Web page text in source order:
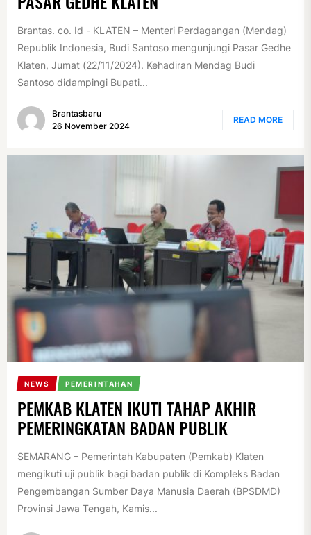
Brantas. co. Id - KLATEN – Menteri Perdagangan (Mendag)
Republik Indonesia, Budi Santoso mengunjungi Pasar Gedhe
Klaten, Jumat (22/11/2024). Kehadiran Mendag Budi
Santoso didampingi Bupati...
Brantasbaru
26 November 2024
READ MORE
NEWS PEMERINTAHAN
PEMKAB KLATEN IKUTI TAHAP AKHIR
PEMERINGKATAN BADAN PUBLIK
SEMARANG – Pemerintah Kabupaten (Pemkab) Klaten
mengikuti uji publik bagi badan publik di Kompleks Badan
Pengembangan Sumber Daya Manusia Daerah (BPSDMD)
Provinsi Jawa Tengah, Kamis...